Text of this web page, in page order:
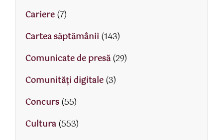
Cariere(7)
Cartea săptămânii (143)
Comunicate de presă(29)
Comunități digitale(3)
Concurs(55)
Cultura(553)